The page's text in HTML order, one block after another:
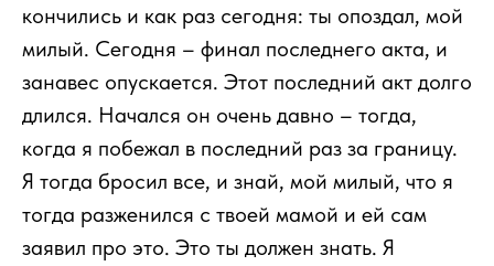
кончились и как раз сегодня: ты опоздал, мой
милый. Сегодня – финал последнего акта, и
занавес опускается. Этот последний акт долго
длился. Начался он очень давно – тогда,
когда я побежал в последний раз за границу.
Я тогда бросил все, и знай, мой милый, что я
тогда разженился с твоей мамой и ей сам
заявил про это. Это ты должен знать. Я